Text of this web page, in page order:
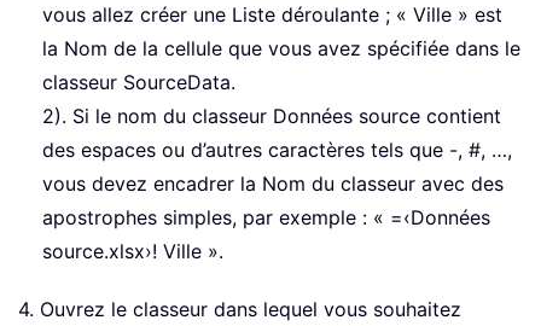
vous allez créer une Liste déroulante ; « Ville » est
la Nom de la cellule que vous avez spécifiée dans le
classeur SourceData.
2). Si le nom du classeur Données source contient
des espaces ou d’autres caractères tels que -, #, …,
vous devez encadrer la Nom du classeur avec des
apostrophes simples, par exemple : « =‹Données
source.xlsx›! Ville ».
4. Ouvrez le classeur dans lequel vous souhaitez